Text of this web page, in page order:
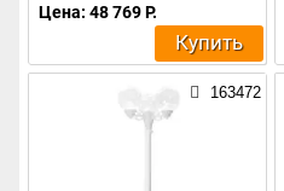
Цена: 48 769 Р.
Купить
163472